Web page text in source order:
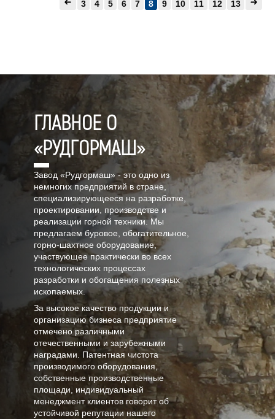
3 4 5 6 7 8 9 10 11 12 13
ГЛАВНОЕ О
«РУДГОРМАШ»
Завод «Рудгормаш» - это одно из
немногих предприятий в стране,
специализирующееся на разработке,
проектировании, производстве и
реализации горной техники. Мы
предлагаем буровое, обогатительное,
горно-шахтное оборудование,
участвующее практически во всех
технологических процессах
разработки и обогащения полезных
ископаемых.
За высокое качество продукции и
организацию бизнеса предприятие
отмечено различными
отечественными и зарубежными
наградами. Патентная чистота
производимого оборудования,
собственные производственные
площади, индивидуальный
менеджмент клиентов говорит об
устойчивой репутации нашего